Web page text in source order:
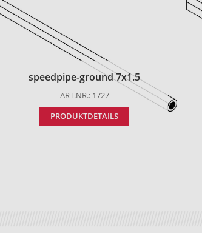
speedpipe-ground 7x1.5
ART.NR.: 1727
PRODUKTDETAILS